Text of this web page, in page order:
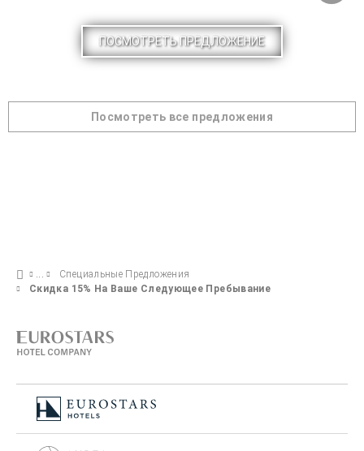
ПОСМОТРЕТЬ ПРЕДЛОЖЕНИЕ
Посмотреть все предложения
Специальные Предложения
Скидка 15% На Ваше Следующее Пребывание